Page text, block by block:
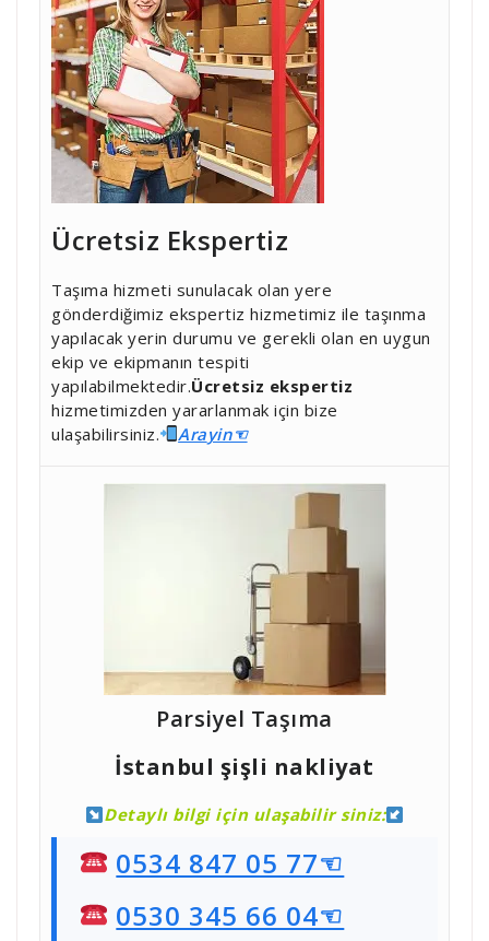
Ücretsiz Ekspertiz
Taşıma hizmeti sunulacak olan yere
gönderdiğimiz ekspertiz hizmetimiz ile taşınma
yapılacak yerin durumu ve gerekli olan en uygun
ekip ve ekipmanın tespiti
yapılabilmektedir.Ücretsiz ekspertiz
hizmetimizden yararlanmak için bize
ulaşabilirsiniz.
Arayin☜
Parsiyel Taşıma
İstanbul şişli nakliyat
Detaylı bilgi için ulaşabilir siniz:
0534 847 05 77☜
0530 345 66 04☜